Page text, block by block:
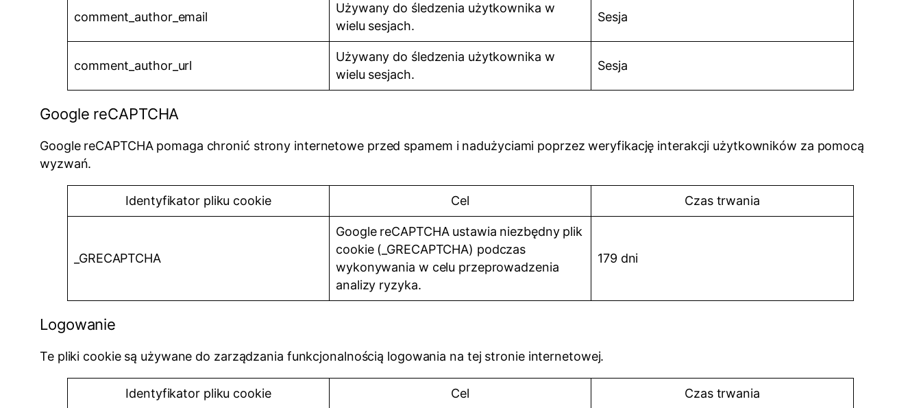
comment_author_email
Używany do śledzenia użytkownika w
wielu sesjach.
Sesja
comment_author_url
Używany do śledzenia użytkownika w
wielu sesjach.
Sesja
Google reCAPTCHA
Google reCAPTCHA pomaga chronić strony internetowe przed spamem i nadużyciami poprzez weryfikację interakcji użytkowników za pomocą
wyzwań.
Identyfikator pliku cookie Cel Czas trwania
_GRECAPTCHA
Google reCAPTCHA ustawia niezbędny plik
cookie (_GRECAPTCHA) podczas
wykonywania w celu przeprowadzenia
analizy ryzyka.
179 dni
Logowanie
Te pliki cookie są używane do zarządzania funkcjonalnością logowania na tej stronie internetowej.
Identyfikator pliku cookie Cel Czas trwania